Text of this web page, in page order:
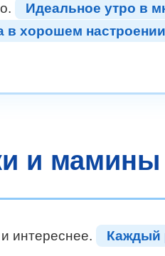
Идеальное утро в
в хорошем
и
интереснее.
Каждый